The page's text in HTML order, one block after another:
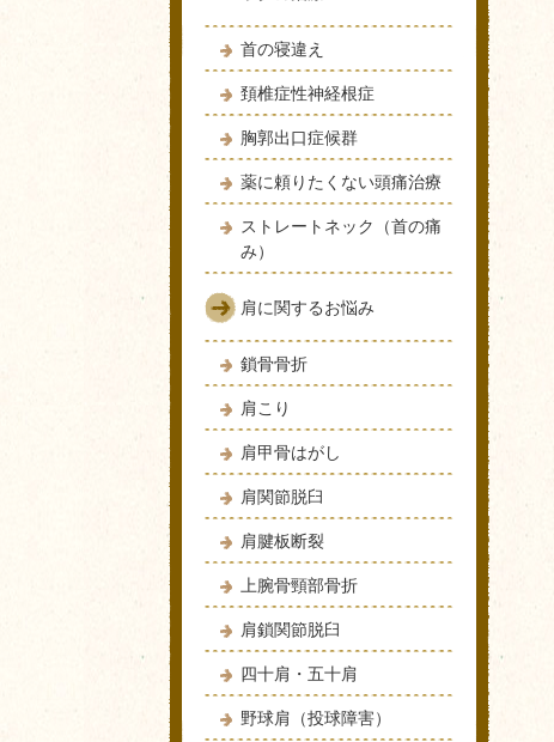
首の寝違え
頚椎症性神経根症
胸郭出口症候群
薬に頼りたくない頭痛治療
ストレートネック（首の痛
み）
肩に関するお悩み
鎖骨骨折
肩こり
肩甲骨はがし
肩関節脱臼
肩腱板断裂
上腕骨頸部骨折
肩鎖関節脱臼
四十肩・五十肩
野球肩（投球障害）